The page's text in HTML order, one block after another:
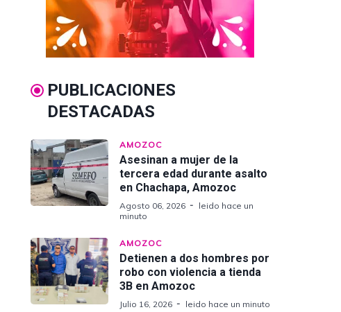
PUBLICACIONES
DESTACADAS
AMOZOC
Asesinan a mujer de la
tercera edad durante asalto
en Chachapa, Amozoc
Agosto 06, 2026
leido hace un
minuto
AMOZOC
Detienen a dos hombres por
robo con violencia a tienda
3B en Amozoc
Julio 16, 2026 leido hace un minuto